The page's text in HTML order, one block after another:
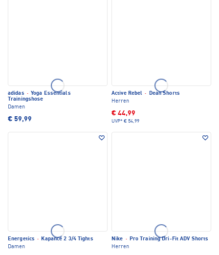
adidas · Yoga Essentials
Trainingshose
Damen
€ 59,99
Active Rebel ·
Dean Shorts
Herren
€ 44,99
UVP* € 54,99
Energetics · Kapance 2 3/4 Tights
Damen
Nike · Pro Training Dri-Fit ADV Shorts
Herren